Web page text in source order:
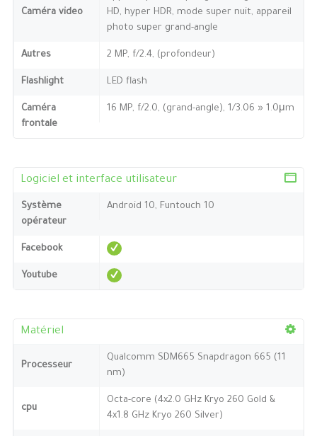
Caméra video
HD, hyper HDR, mode super nuit, appareil
photo super grand-angle
Autres 2 MP, f/2.4, (profondeur)
Flashlight LED flash
Caméra
frontale
16 MP, f/2.0, (grand-angle), 1/3.06 » 1.0μm
Logiciel et interface utilisateur
Système
opérateur
Android 10, Funtouch 10
Facebook
Youtube
Matériel
Processeur
Qualcomm SDM665 Snapdragon 665 (11
nm)
cpu
Octa-core (4x2.0 GHz Kryo 260 Gold &
4x1.8 GHz Kryo 260 Silver)